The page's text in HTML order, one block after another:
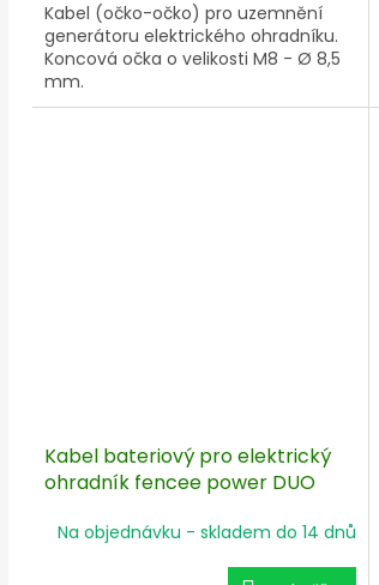
Kabel (očko-očko) pro uzemnění
generátoru elektrického ohradníku.
Koncová očka o velikosti M8 - Ø 8,5
mm.
Kabel bateriový pro elektrický
ohradník fencee power DUO
Na objednávku - skladem do 14 dnů